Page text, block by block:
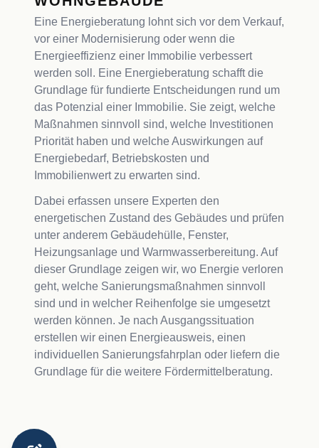
Eine Energieberatung lohnt sich vor dem Verkauf,
vor einer Modernisierung oder wenn die
Energieeffizienz einer Immobilie verbessert
werden soll. Eine Energieberatung schafft die
Grundlage für fundierte Entscheidungen rund um
das Potenzial einer Immobilie. Sie zeigt, welche
Maßnahmen sinnvoll sind, welche Investitionen
Priorität haben und welche Auswirkungen auf
Energiebedarf, Betriebskosten und
Immobilienwert zu erwarten sind.
Dabei erfassen unsere Experten den
energetischen Zustand des Gebäudes und prüfen
unter anderem Gebäudehülle, Fenster,
Heizungsanlage und Warmwasserbereitung. Auf
dieser Grundlage zeigen wir, wo Energie verloren
geht, welche Sanierungsmaßnahmen sinnvoll
sind und in welcher Reihenfolge sie umgesetzt
werden können. Je nach Ausgangssituation
erstellen wir einen Energieausweis, einen
individuellen Sanierungsfahrplan oder liefern die
Grundlage für die weitere Fördermittelberatung.